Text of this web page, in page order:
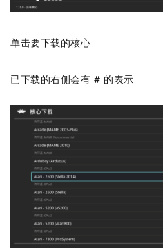
单击要下载的核心
已下载的右侧会有 # 的表示